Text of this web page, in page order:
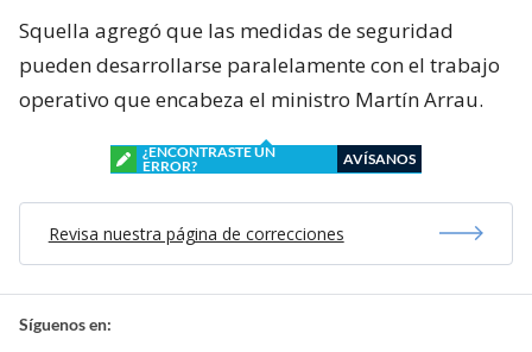
Squella agregó que las medidas de seguridad
pueden desarrollarse paralelamente con el trabajo
operativo que encabeza el ministro Martín Arrau.
¿ENCONTRASTE UN
ERROR?
AVÍSANOS
Revisa nuestra página de correcciones
Síguenos en: